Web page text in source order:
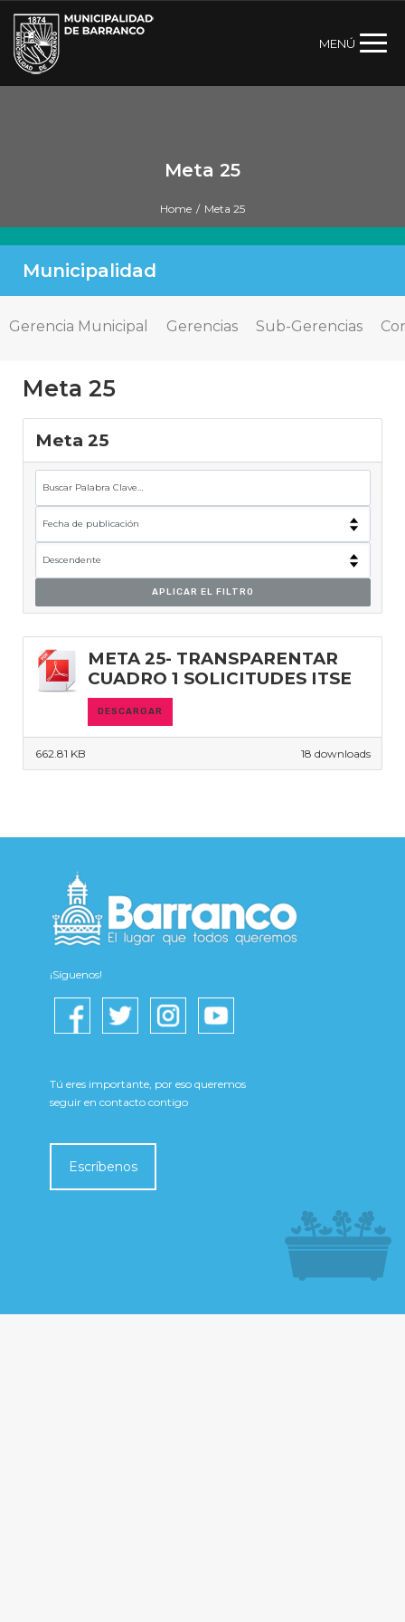
MENÚ
Meta 25
Home / Meta 25
Municipalidad
Gerencia Municipal Gerencias Sub-Gerencias
Meta 25
Meta 25
APLICAR EL FILTRO
META 25- TRANSPARENTAR
CUADRO 1 SOLICITUDES ITSE
DESCARGAR
18 downloads
662.81 KB
¡Síguenos!
Tú eres importante, por eso queremos
seguir en contacto contigo
Escríbenos